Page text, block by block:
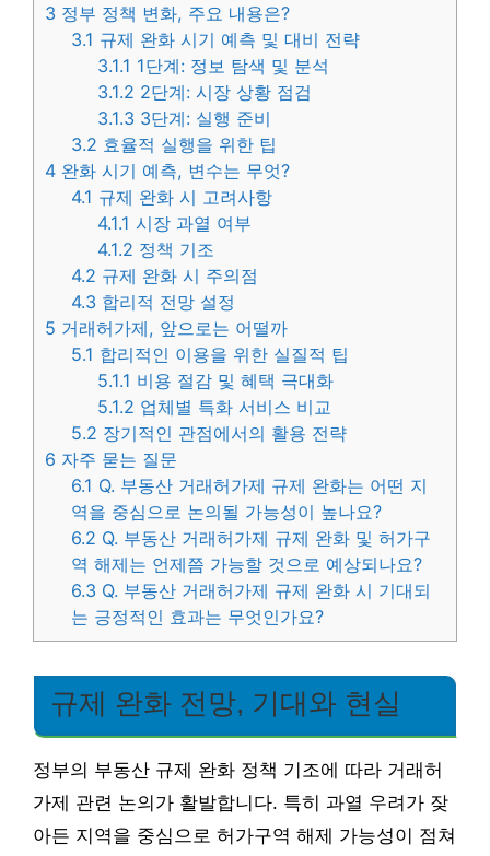
3 정부 정책 변화, 주요 내용은?
3.1 규제 완화 시기 예측 및 대비 전략
3.1.1 1단계: 정보 탐색 및 분석
3.1.2 2단계: 시장 상황 점검
3.1.3 3단계: 실행 준비
3.2 효율적 실행을 위한 팁
4 완화 시기 예측, 변수는 무엇?
4.1 규제 완화 시 고려사항
4.1.1 시장 과열 여부
4.1.2 정책 기조
4.2 규제 완화 시 주의점
4.3 합리적 전망 설정
5 거래허가제, 앞으로는 어떨까
5.1 합리적인 이용을 위한 실질적 팁
5.1.1 비용 절감 및 혜택 극대화
5.1.2 업체별 특화 서비스 비교
5.2 장기적인 관점에서의 활용 전략
6 자주 묻는 질문
6.1 Q. 부동산 거래허가제 규제 완화는 어떤 지
역을 중심으로 논의될 가능성이 높나요?
6.2 Q. 부동산 거래허가제 규제 완화 및 허가구
역 해제는 언제쯤 가능할 것으로 예상되나요?
6.3 Q. 부동산 거래허가제 규제 완화 시 기대되
는 긍정적인 효과는 무엇인가요?
규제 완화 전망, 기대와 현실
정부의 부동산 규제 완화 정책 기조에 따라 거래허
가제 관련 논의가 활발합니다. 특히 과열 우려가 잦
아든 지역을 중심으로 허가구역 해제 가능성이 점쳐